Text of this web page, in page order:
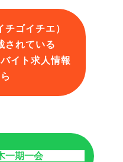
ゴイチエ）
されている
イト求人情報
一期一会